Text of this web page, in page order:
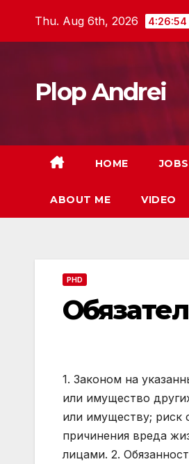
Thu. Aug 6th, 2026 4:26:55
Plop Andrei
HOME
ABOUT ME VIDEO
PHD
1. Законом на
или имущество
или имуществу; риск
причинения вреда
лицами. 2.